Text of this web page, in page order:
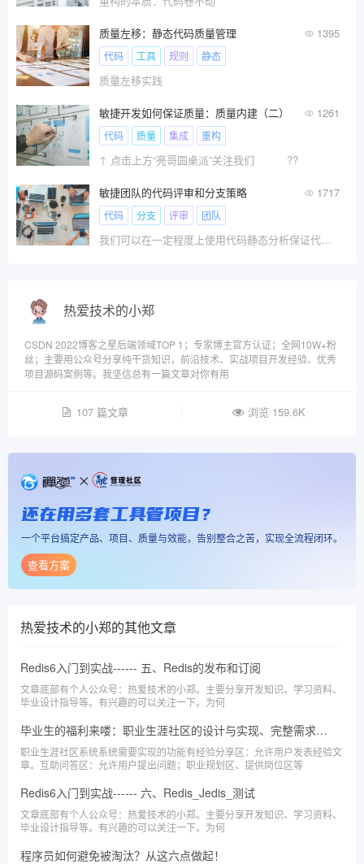
质量左移：静态代码质量管理 1395
代码 工具 规则 静态
质量左移实践
敏捷开发如何保证质量：质量内建（二） 1261
代码 质量 集成 重构
↑ 点击上方“亮哥圆桌派”关注我们 ??
敏捷团队的代码评审和分支策略 1717
代码 分支 评审 团队
我们可以在一定程度上使用代码静态分析保证代码质量，但代码静态分析无法解决所有问题，也不能完全依赖他。因此在一些场景中我们需要团队一起来做代码评审。
热爱技术的小郑
CSDN 2022博客之星后端领域TOP 1；专家博主官方认证；全网10W+粉
丝；主要用公众号分享纯干货知识，前沿技术、实战项目开发经验、优秀
项目源码案例等。我坚信总有一篇文章对你有用
107 篇文章 浏览 159.6K
还在用多套工具管项目？
一个平台搞定产品、项目、质量与效能，告别整合之苦，实现全流程闭环。
查看方案
热爱技术的小郑的其他文章
Redis6入门到实战------ 五、Redis的发布和订阅
文章底部有个人公众号：热爱技术的小郑。主要分享开发知识、学习资料、
毕业设计指导等。有兴趣的可以关注一下。为何
毕业生的福利来喽：职业生涯社区的设计与实现、完整需求案例+图片说明
职业生涯社区系统系统需要实现的功能有经验分享区：允许用户发表经验文
章。互助问答区：允许用户提出问题；职业规划区、提供岗位区等
Redis6入门到实战------ 六、Redis_Jedis_测试
文章底部有个人公众号：热爱技术的小郑。主要分享开发知识、学习资料、
毕业设计指导等。有兴趣的可以关注一下。为何
程序员如何避免被淘汰？从这六点做起！